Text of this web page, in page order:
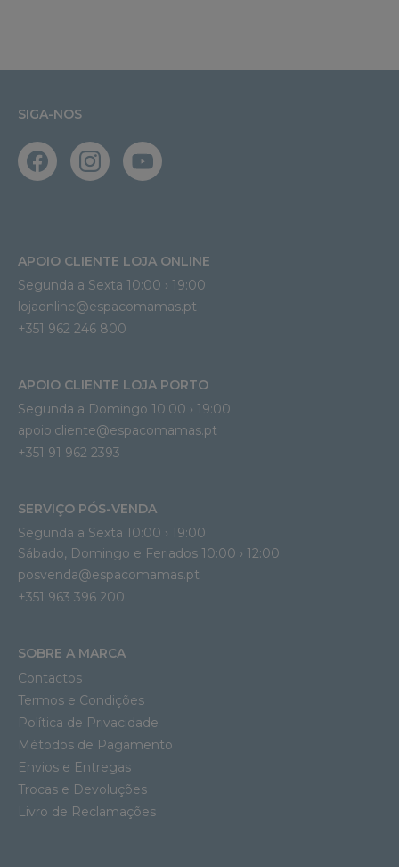
SIGA-NOS
APOIO CLIENTE LOJA ONLINE
Segunda a Sexta 10:00 › 19:00
lojaonline@espacomamas.pt
+351 962 246 800
APOIO CLIENTE LOJA PORTO
Segunda a Domingo 10:00 › 19:00
apoio.cliente@espacomamas.pt
+351 91 962 2393
SERVIÇO PÓS-VENDA
Segunda a Sexta 10:00 › 19:00
Sábado, Domingo e Feriados 10:00 › 12:00
posvenda@espacomamas.pt
+351 963 396 200
SOBRE A MARCA
Contactos
Termos e Condições
Política de Privacidade
Métodos de Pagamento
Envios e Entregas
Trocas e Devoluções
Livro de Reclamações